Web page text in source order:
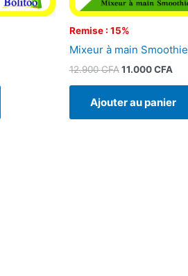
Remise : 15%
Mixeur à main Smoothie
12.900CFA 11.000CFA
Ajouter au panier